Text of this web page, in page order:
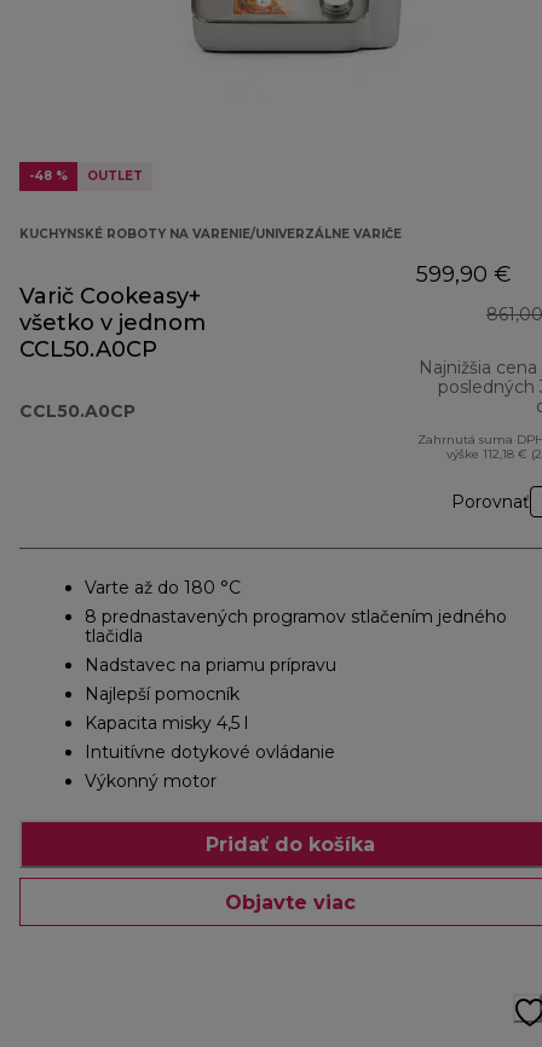
-48 % OUTLET
KUCHYNSKÉ ROBOTY NA VARENIE/UNIVERZÁLNE VARIČE
Varič Cookeasy+
všetko v jednom
CCL50.A0CP
CCL50.A0CP
599,90 €
Najnižšia cena
posledných
Zahrnutá suma
výške 112,18 €
Porovnať
Varte až do 180 °C
8 prednastavených programov stlačením jedného
tlačidla
Nadstavec na priamu prípravu
Najlepší pomocník
Kapacita misky 4,5 l
Intuitívne dotykové ovládanie
Výkonný motor
Pridať do košíka
Objavte viac